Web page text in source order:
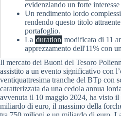
evidenziando un forte
Un rendimento lordo
rendendo questo titolo
portafoglio.
La duration modificata di 11
apprezzamento dell'11% con
Il mercato dei Buoni del Tesoro
assistito a un evento significativo con
ventiquattresima tranche del BTp con
caratterizzata da una cedola annua
avvenuta il 10 maggio 2024, ha visto
miliardo di euro, il massimo della